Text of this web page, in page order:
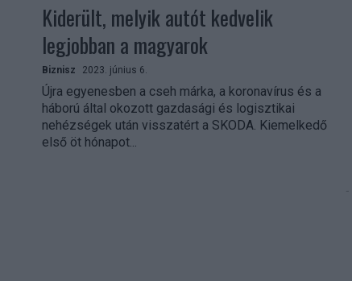
Kiderült, melyik autót kedvelik
legjobban a magyarok
Biznisz 2023. június 6.
Újra egyenesben a cseh márka, a koronavírus és a
háború által okozott gazdasági és logisztikai
nehézségek után visszatért a SKODA. Kiemelkedő
első öt hónapot...
-